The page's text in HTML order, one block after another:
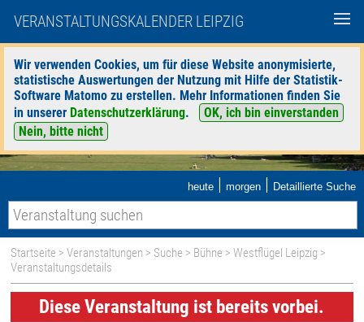
VERANSTALTUNGSKALENDER LEIPZIG
Wir verwenden Cookies, um für diese Website anonymisierte,
statistische Auswertungen der Nutzung mit Hilfe der Statistik-
Software Matomo zu erstellen. Mehr Informationen finden Sie
in unserer Datenschutzerklärung.
OK, ich bin einverstanden
Nein, bitte nicht
heute | morgen | Detaillierte Suche
Startseite >Veranstaltungen > Suche > Bühne >Westflügel Leipzig >
Veranstaltungsdetails
Diese Veranstaltung ist bereits vorbei.